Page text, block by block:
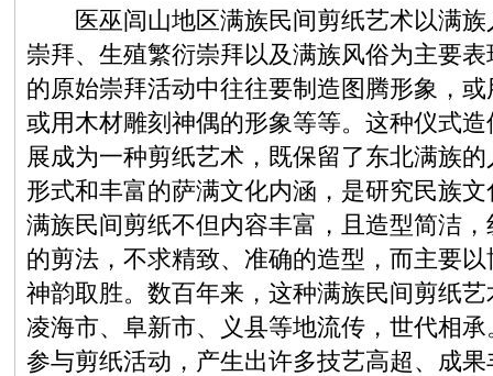
医巫闾山地区满族民间剪纸艺术以满族
崇拜、生殖繁衍崇拜以及满族风俗为主要
的原始崇拜活动中往往要制造图腾形象，
或用木材雕刻神偶的形象等等。这种仪式
展成为一种剪纸艺术，既保留了东北满族
形式和丰富的萨满文化内涵，是研究民族
满族民间剪纸不但内容丰富，且造型简洁
的剪法，不求精致、准确的造型，而主要
神韵取胜。数百年来，这种满族民间剪纸
凌海市、阜新市、义县等地流传，世代相
参与剪纸活动，产生出许多技艺高超、成